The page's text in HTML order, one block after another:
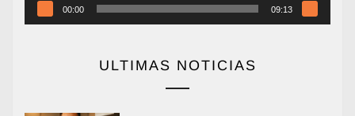
00:00 09:13
ULTIMAS NOTICIAS